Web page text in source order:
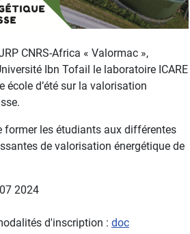
CNRS-Africa « Valormac »,
Ibn Tofail le laboratoire ICARE
école d’été sur la valorisation
former les étudiants aux différentes
de valorisation énergétique de
2024
d'inscription : doc